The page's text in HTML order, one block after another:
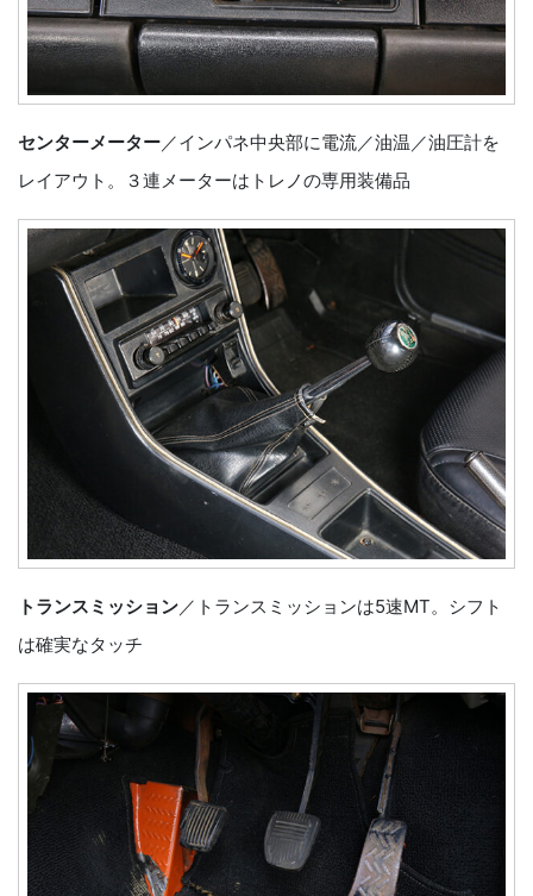
センターメーター／インパネ中央部に電流／油温／油圧計を
レイアウト。３連メーターはトレノの専用装備品
トランスミッション／トランスミッションは5速MT。シフト
は確実なタッチ